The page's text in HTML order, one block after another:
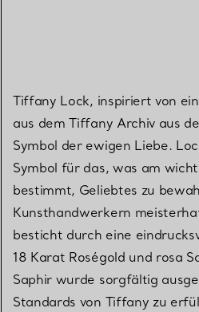
Tiffany Lock, inspiriert von
aus dem Tiffany Archiv aus
Symbol der ewigen Liebe.
Symbol für das, was am
bestimmt, Geliebtes zu
Kunsthandwerkern
besticht durch eine
18 Karat Roségold und rosa
Saphir wurde sorgfältig
Standards von Tiffany zu